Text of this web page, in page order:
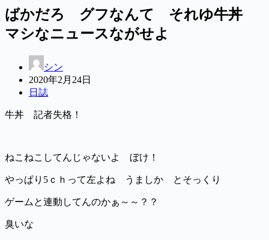
ばかだろ グフなんて それゆ牛丼
マシなニュースながせよ
シン
2020年2月24日
日誌
牛丼 記者失格！
ねこねこしてんじゃないよ ぼけ！
やっぱり5ｃｈって左よね うましか とそっくり
ゲームと連動してんのかぁ～～？？
臭いな